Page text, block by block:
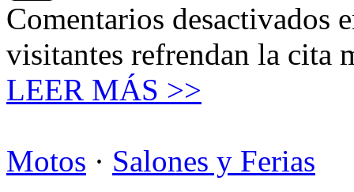
Comentarios desactivados
visitantes refrendan la cita
LEER MÁS >>
Motos · Salones y Ferias